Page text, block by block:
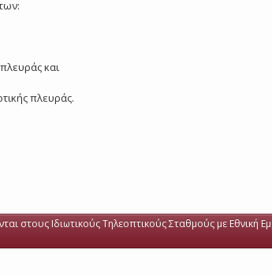
και
πλευράς.
Ιδιωτικούς Τηλεοπτικούς Σταθμούς με Εθνική